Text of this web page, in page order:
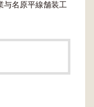
与名原平線舗装工